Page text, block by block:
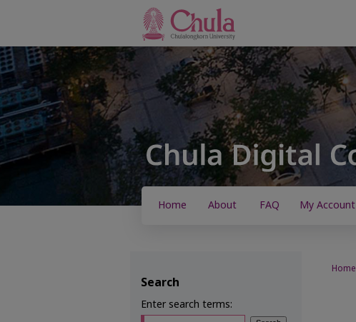
Home About FAQ My Account
Home
Search
Enter search terms: